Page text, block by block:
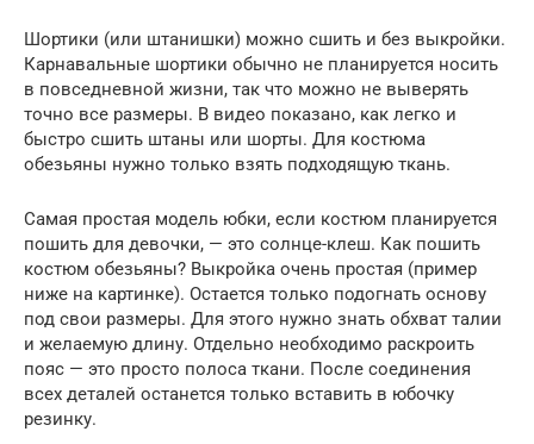
Шортики (или штанишки) можно сшить и без выкройки.
Карнавальные шортики обычно не планируется носить
в повседневной жизни, так что можно не выверять
точно все размеры. В видео показано, как легко и
быстро сшить штаны или шорты. Для костюма
обезьяны нужно только взять подходящую ткань.
Самая простая модель юбки, если костюм планируется
пошить для девочки, — это солнце-клеш. Как пошить
костюм обезьяны? Выкройка очень простая (пример
ниже на картинке). Остается только подогнать основу
под свои размеры. Для этого нужно знать обхват талии
и желаемую длину. Отдельно необходимо раскроить
пояс — это просто полоса ткани. После соединения
всех деталей останется только вставить в юбочку
резинку.